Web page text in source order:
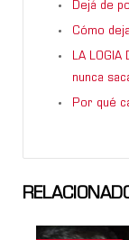
Dejá de
Cómo
LA
nunca
Por qué